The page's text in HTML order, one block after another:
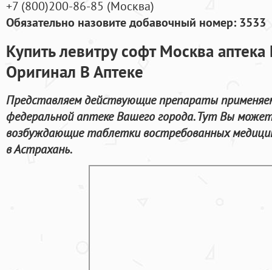
+7 (800)200-86-85 (Москва)
Обязательно назовите добавочный номер: 3533
Купить левитру софт Москва аптека
Оригинал В Аптеке
Представляем действующие препараты
федеральной аптеке Вашего города. Тут Вы
возбуждающие таблетки востребованных
в Астрахань.